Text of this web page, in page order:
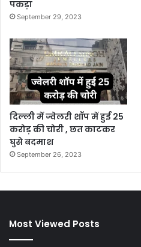
पकड़ा
September 29, 2023
दिल्ली में ज्वेलरी शॉप में हुई 25
करोड़ की चोरी , छत काटकर
घुसे बदमाश
September 26, 2023
Most Viewed Posts